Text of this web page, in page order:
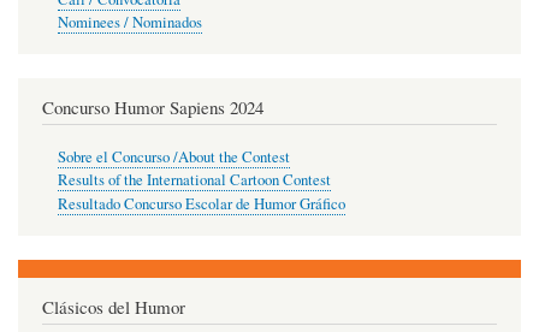
Nominees / Nominados
Concurso Humor Sapiens 2024
Sobre el Concurso /About the Contest
Results of the International Cartoon Contest
Resultado Concurso Escolar de Humor Gráfico
Clásicos del Humor